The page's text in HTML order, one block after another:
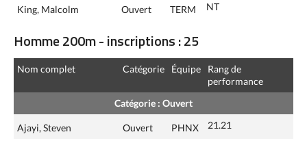
King, Malcolm Ouvert TERM NT
Homme 200m - inscriptions : 25
Nom complet Catégorie Équipe
Rang de
performance
Catégorie : Ouvert
Ajayi, Steven Ouvert PHNX 21.21